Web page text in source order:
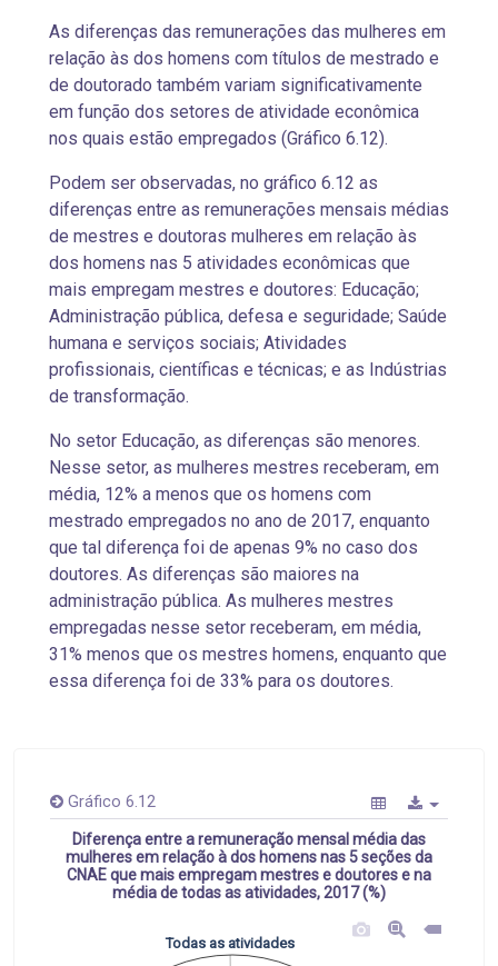
As diferenças das remunerações das mulheres em
relação às dos homens com títulos de mestrado e
de doutorado também variam significativamente
em função dos setores de atividade econômica
nos quais estão empregados (Gráfico 6.12).
Podem ser observadas, no gráfico 6.12 as
diferenças entre as remunerações mensais médias
de mestres e doutoras mulheres em relação às
dos homens nas 5 atividades econômicas que
mais empregam mestres e doutores: Educação;
Administração pública, defesa e seguridade; Saúde
humana e serviços sociais; Atividades
profissionais, científicas e técnicas; e as Indústrias
de transformação.
No setor Educação, as diferenças são menores.
Nesse setor, as mulheres mestres receberam, em
média, 12% a menos que os homens com
mestrado empregados no ano de 2017, enquanto
que tal diferença foi de apenas 9% no caso dos
doutores. As diferenças são maiores na
administração pública. As mulheres mestres
empregadas nesse setor receberam, em média,
31% menos que os mestres homens, enquanto que
essa diferença foi de 33% para os doutores.
Gráfico 6.12
Diferença entre a remuneração mensal média das
mulheres em relação à dos homens nas 5 seções da
CNAE que mais empregam mestres e doutores e na
média de todas as atividades, 2017 (%)
Todas as atividades